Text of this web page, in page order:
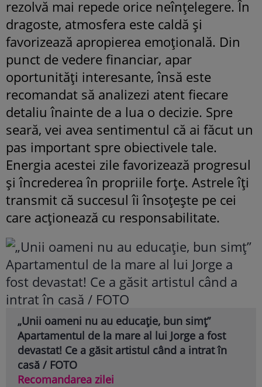
rezolvă mai repede orice neînțelegere. În
dragoste, atmosfera este caldă și
favorizează apropierea emoțională. Din
punct de vedere financiar, apar
oportunități interesante, însă este
recomandat să analizezi atent fiecare
detaliu înainte de a lua o decizie. Spre
seară, vei avea sentimentul că ai făcut un
pas important spre obiectivele tale.
Energia acestei zile favorizează progresul
și încrederea în propriile forțe. Astrele îți
transmit că succesul îi însoțește pe cei
care acționează cu responsabilitate.
„Unii oameni nu au educație, bun simț”
Apartamentul de la mare al lui Jorge a fost
devastat! Ce a găsit artistul când a intrat în
casă / FOTO
Recomandarea zilei